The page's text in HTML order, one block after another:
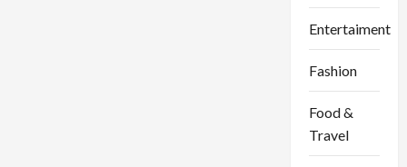
Entertaiment
Fashion
Food &
Travel